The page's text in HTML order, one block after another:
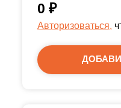
0 ₽
Авторизоваться,